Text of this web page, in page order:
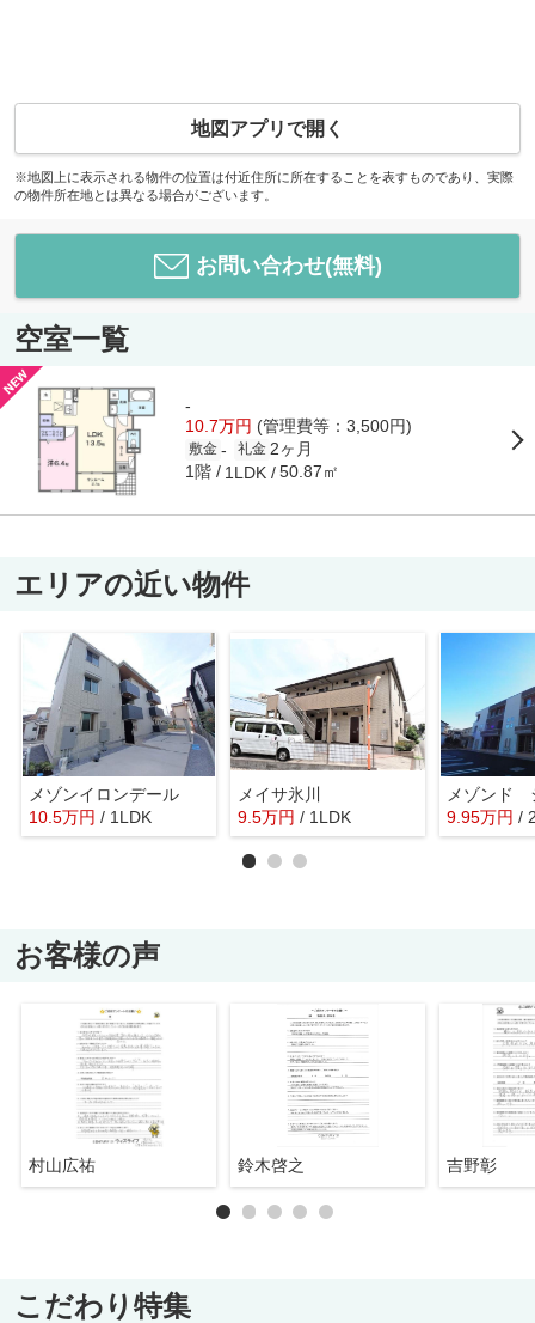
地図アプリで開く
※地図上に表示される物件の位置は付近住所に所在することを表すものであり、実際
の物件所在地とは異なる場合がございます。
お問い合わせ(無料)
空室一覧
-
10.7万円 (管理費等：3,500円)
敷金 - 礼金 2ヶ月
1階 1LDK 50.87㎡
エリアの近い物件
メゾンイロンデール
10.5万円 / 1LDK
メイサ氷川
9.5万円 / 1LDK
メゾンド
9.95万円 /
お客様の声
村山広祐 鈴木啓之 吉野彰
こだわり特集